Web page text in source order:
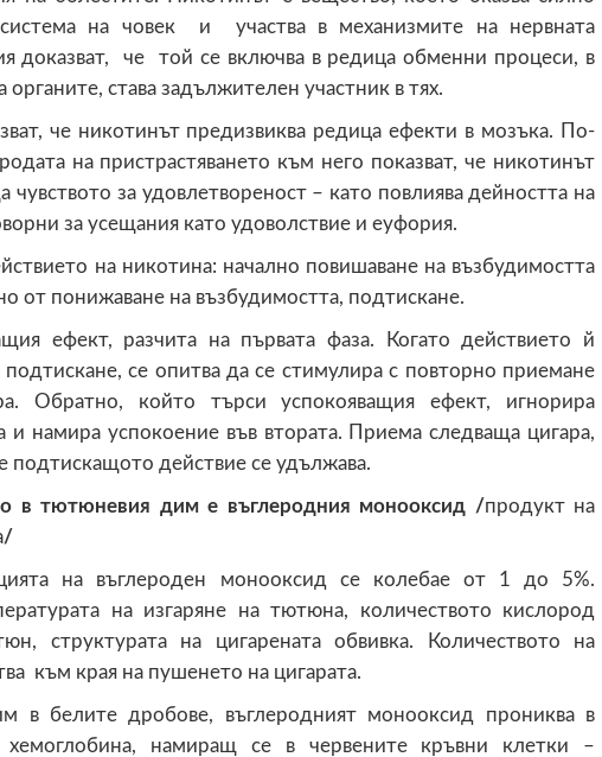
система на човек и участва в механизмите на нервната
доказват, че той се включва в редица обменни процеси, в
става задължителен участник в тях.
че никотинът предизвиква редица ефекти в мозъка. По-
на пристрастяването към него показват, че никотинът
чувството за удовлетвореност – като повлиява дейността на
за усещания като удоволствие и еуфория.
на никотина: начално повишаване на възбудимостта
от понижаване на възбудимостта, подтискане.
ефект, разчита на първата фаза. Когато действието й
се опитва да се стимулира с повторно приемане
Обратно, който търси успокояващия ефект, игнорира
и намира успокоение във втората. Приема следваща цигара,
подтискащото действие се удължава.
в тютюневия дим е въглеродния монооксид /продукт на
/
на въглероден монооксид се колебае от 1 до 5%.
на изгаряне на тютюна, количеството кислород
структурата на цигарената обвивка. Количеството на
към края на пушенето на цигарата.
в белите дробове, въглеродният монооксид прониква в
хемоглобина, намиращ се в червените кръвни клетки –